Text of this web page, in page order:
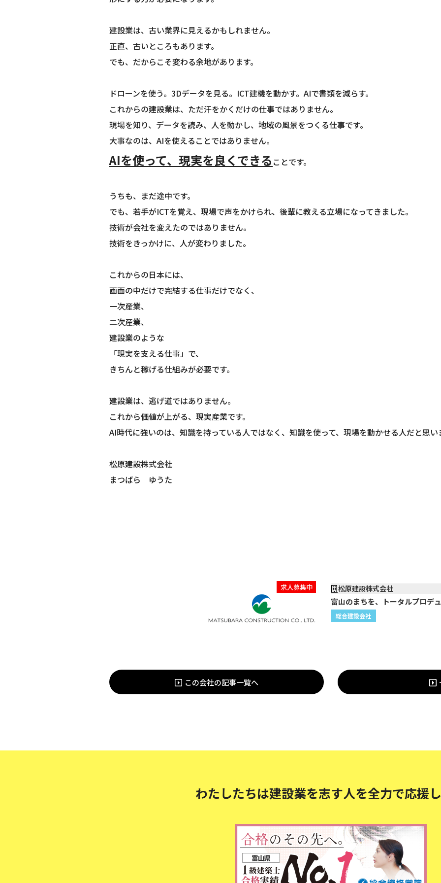
建設業は、古い業界に見えるかもしれません。
正直、古いところもあります。
でも、だからこそ変わる余地があります。
ドローンを使う。3Dデータを見る。ICT建機を動かす。AIで書類を減らす。
これからの建設業は、ただ汗をかくだけの仕事ではありません。
現場を知り、データを読み、人を動かし、地域の風景をつくる仕事です。
大事なのは、AIを使えることではありません。
AIを使って、現実を良くできる ことです。
うちも、まだ途中です。
でも、若手がICTを覚え、現場で声をかけられ、後輩に教える立場になってきました。
技術が会社を変えたのではありません。
技術をきっかけに、人が変わりました。
これからの日本には、
画面の中だけで完結する仕事だけでなく、
一次産業、
二次産業、
建設業のような
「現実を支える仕事」で、
きちんと稼げる仕組みが必要です。
建設業は、逃げ道ではありません。
これから価値が上がる、現実産業です。
AI時代に強いのは、知識を持っている人ではなく、知識を使って、現場を動かせる人だと思い
松原建設株式会社
まつばら ゆうた
求人募集中 松原建設株式会社
富山のまちを、トータルプロデ
総合建設会社
この会社の記事一覧へ
わたしたちは建設業を志す人を全力で応援